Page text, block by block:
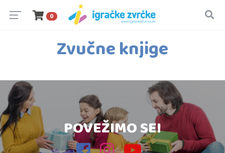
0
Zvučne knjige
POVEŽIMO SE!